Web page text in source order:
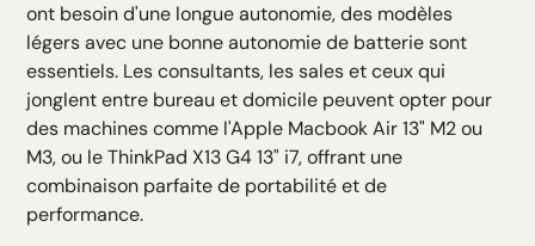
ont besoin d'une longue autonomie, des modèles
légers avec une bonne autonomie de batterie sont
essentiels. Les consultants, les sales et ceux qui
jonglent entre bureau et domicile peuvent opter pour
des machines comme l'Apple Macbook Air 13" M2 ou
M3, ou le ThinkPad X13 G4 13" i7, offrant une
combinaison parfaite de portabilité et de
performance.